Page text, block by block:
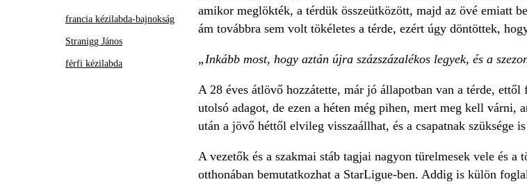
francia kézilabda-bajnokság
Stranigg János
férfi kézilabda
amikor meglökték, a térdük összeütközött, majd az övé emiatt
ám továbbra sem volt tökéletes a térde, ezért úgy döntöttek,
„Inkább most, hogy aztán újra százszázalékos legyek, és a
A 28 éves átlövő hozzátette, már jó állapotban van a térde,
utolsó adagot, de ezen a héten még pihen, mert meg kell várni,
után a jövő héttől elvileg visszaállhat, és a csapatnak szüksége
A vezetők és a szakmai stáb tagjai nagyon türelmesek vele és
otthonában bemutatkozhat a StarLigue-ben. Addig is külön